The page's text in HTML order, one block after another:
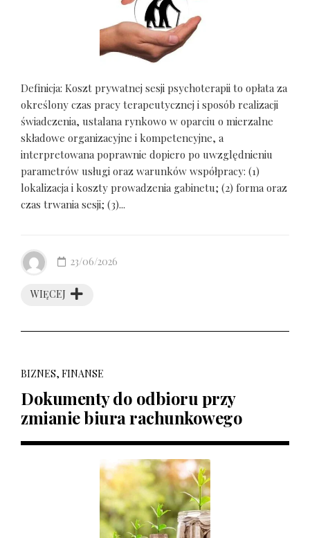
Definicja: Koszt prywatnej sesji psychoterapii to opłata za
określony czas pracy terapeutycznej i sposób realizacji
świadczenia, ustalana rynkowo w oparciu o mierzalne
składowe organizacyjne i kompetencyjne, a
interpretowana poprawnie dopiero po uwzględnieniu
parametrów usługi oraz warunków współpracy: (1)
lokalizacja i koszty prowadzenia gabinetu; (2) forma oraz
czas trwania sesji; (3)...
WIĘCEJ
23/06/2026
BIZNES, FINANSE
Dokumenty do odbioru przy
zmianie biura rachunkowego